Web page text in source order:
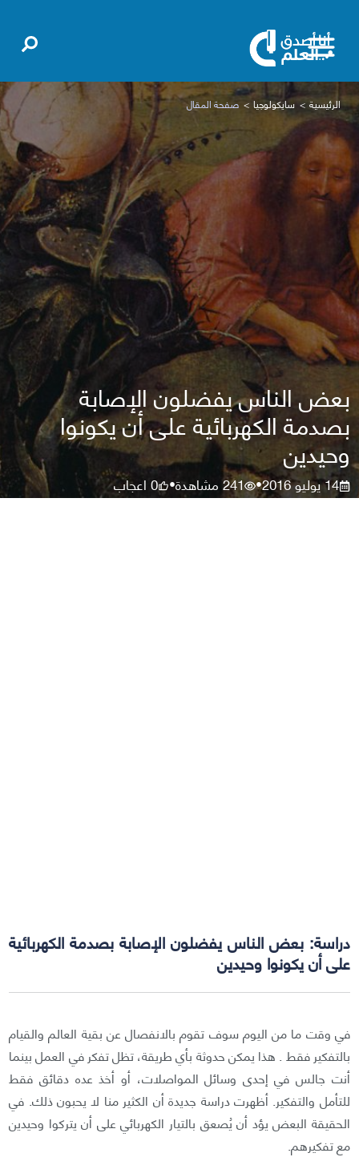
الرئيسية سايكولوجيا صفحة المقال
بعض الناس يفضلون الإصابة
بصدمة الكهربائية على أن يكونوا
وحيدين
14 يوليو 2016 •
241مشاهدة•
0اعجاب
دراسة: بعض الناس يفضلون الإصابة بصدمة الكهربائية
على أن يكونوا وحيدين
في وقت ما من اليوم سوف تقوم بالانفصال عن بقية العالم والقيام
بالتفكير فقط . هذا يمكن حدوثة بأي طريقة، تظل تفكر في العمل بينما
أنت جالس في إحدى وسائل المواصلات، أو أخذ عده دقائق فقط
للتأمل والتفكير. أظهرت دراسة جديدة أن الكثير منا لا يحبون ذلك. في
الحقيقة البعض يؤد أن يُصعق بالتيار الكهربائي على أن يتركوا وحيدين
مع تفكيرهم.